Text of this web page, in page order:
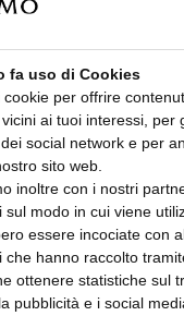
fa uso di Cookies
cookie per offrire
ai tuoi interessi, per
social network e per
sito web.
inoltre con i nostri
sul modo in cui viene
essere incociate con
che hanno raccolto
ottenere statistiche sul
pubblicità e i social